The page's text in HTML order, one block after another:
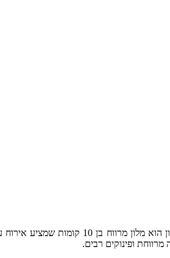
מרווחת ופינוקים רבים.